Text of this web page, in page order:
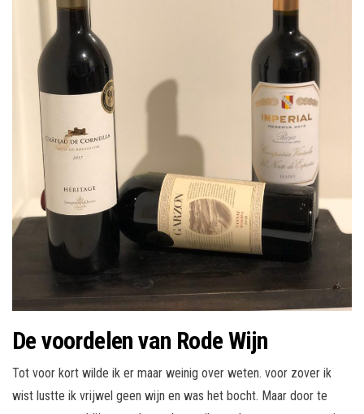
De voordelen van Rode Wijn
Tot voor kort wilde ik er maar weinig over weten. voor zover ik
wist lustte ik vrijwel geen wijn en was het bocht. Maar door te